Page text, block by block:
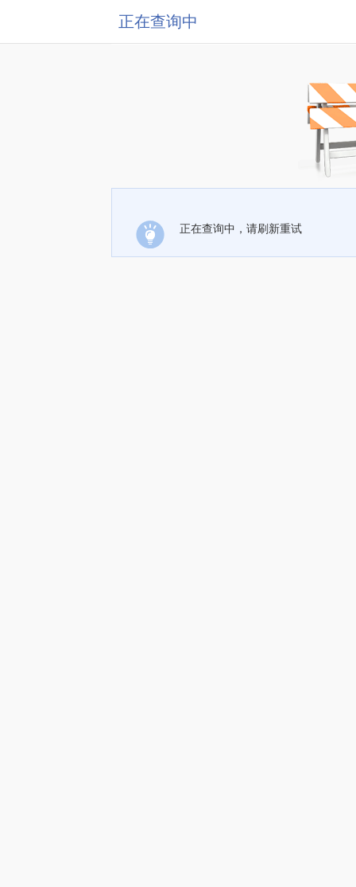
正在查询中
正在查询中，请刷新重试